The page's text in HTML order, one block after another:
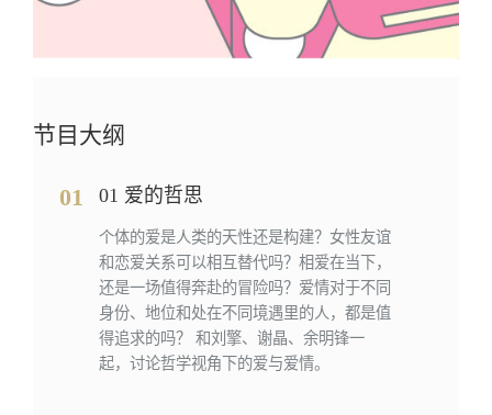
节目大纲
01 01 爱的哲思
个体的爱是人类的天性还是构建？女性友谊
和恋爱关系可以相互替代吗？相爱在当下，
还是一场值得奔赴的冒险吗？爱情对于不同
身份、地位和处在不同境遇里的人，都是值
得追求的吗？ 和刘擎、谢晶、余明锋一
起，讨论哲学视角下的爱与爱情。